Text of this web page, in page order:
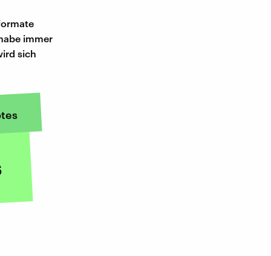
immer
sich